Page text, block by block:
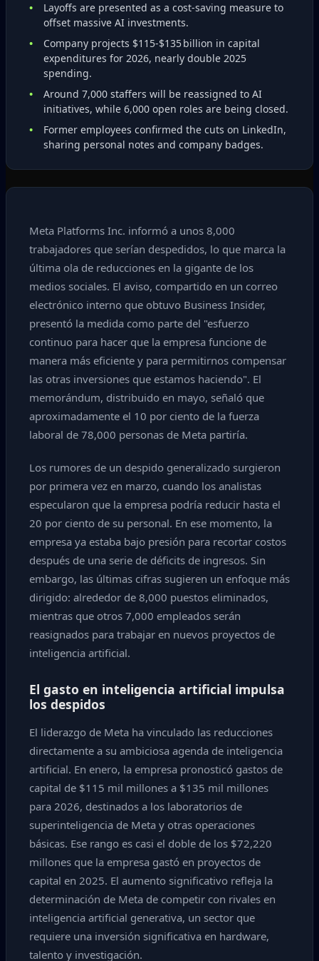
Layoffs are presented as a cost‑saving measure to
offset massive AI investments.
Company projects $115‑$135 billion in capital
expenditures for 2026, nearly double 2025
spending.
Around 7,000 staffers will be reassigned to AI
initiatives, while 6,000 open roles are being closed.
Former employees confirmed the cuts on LinkedIn,
sharing personal notes and company badges.
Meta Platforms Inc. informó a unos 8,000
trabajadores que serían despedidos, lo que marca la
última ola de reducciones en la gigante de los
medios sociales. El aviso, compartido en un correo
electrónico interno que obtuvo Business Insider,
presentó la medida como parte del "esfuerzo
continuo para hacer que la empresa funcione de
manera más eficiente y para permitirnos compensar
las otras inversiones que estamos haciendo". El
memorándum, distribuido en mayo, señaló que
aproximadamente el 10 por ciento de la fuerza
laboral de 78,000 personas de Meta partiría.
Los rumores de un despido generalizado surgieron
por primera vez en marzo, cuando los analistas
especularon que la empresa podría reducir hasta el
20 por ciento de su personal. En ese momento, la
empresa ya estaba bajo presión para recortar costos
después de una serie de déficits de ingresos. Sin
embargo, las últimas cifras sugieren un enfoque más
dirigido: alrededor de 8,000 puestos eliminados,
mientras que otros 7,000 empleados serán
reasignados para trabajar en nuevos proyectos de
inteligencia artificial.
El gasto en inteligencia artificial impulsa
los despidos
El liderazgo de Meta ha vinculado las reducciones
directamente a su ambiciosa agenda de inteligencia
artificial. En enero, la empresa pronosticó gastos de
capital de $115 mil millones a $135 mil millones
para 2026, destinados a los laboratorios de
superinteligencia de Meta y otras operaciones
básicas. Ese rango es casi el doble de los $72,220
millones que la empresa gastó en proyectos de
capital en 2025. El aumento significativo refleja la
determinación de Meta de competir con rivales en
inteligencia artificial generativa, un sector que
requiere una inversión significativa en hardware,
talento y investigación.